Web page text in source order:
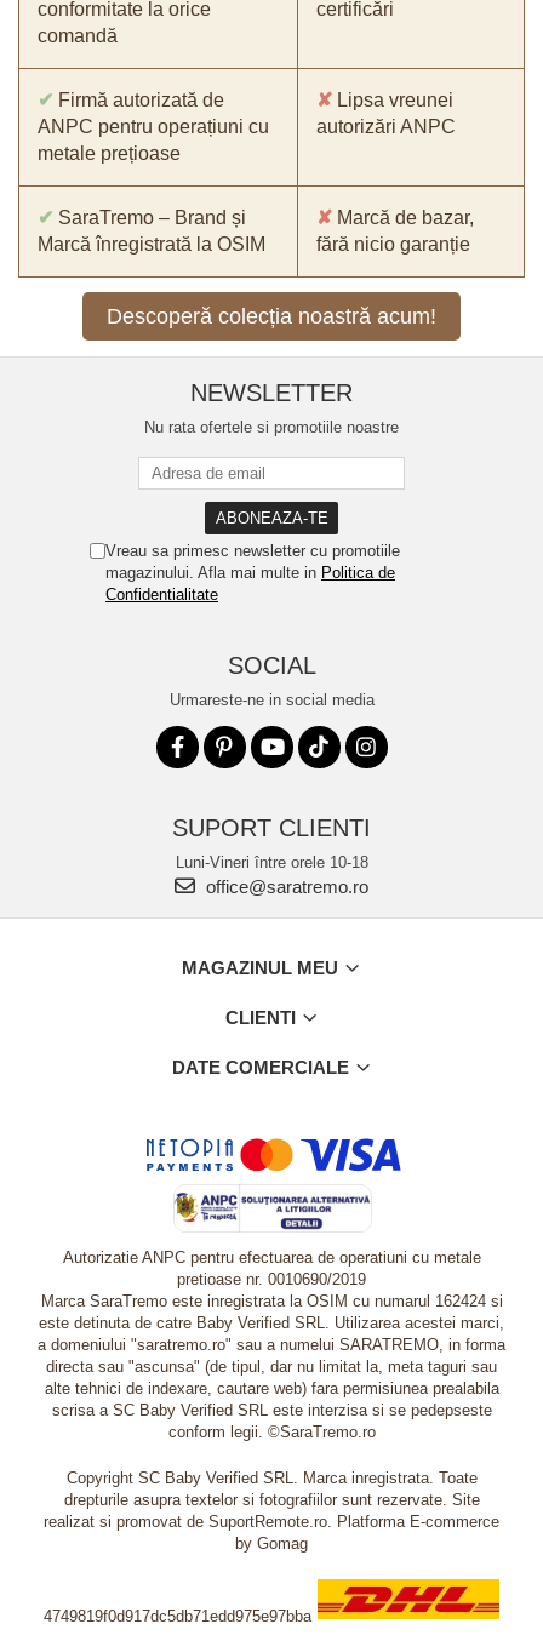
conformitate la orice
comandă
certificări
✔ Firmă autorizată de
ANPC pentru operațiuni cu
metale prețioase
✘ Lipsa vreunei
autorizări ANPC
✔ SaraTremo – Brand și
Marcă înregistrată la OSIM
✘ Marcă de bazar,
fără nicio garanție
Descoperă colecția noastră acum!
NEWSLETTER
Nu rata ofertele si promotiile noastre
Vreau sa primesc newsletter cu promotiile
magazinului. Afla mai multe in Politica de
Confidentialitate
SOCIAL
Urmareste-ne in social media
SUPORT CLIENTI
Luni-Vineri între orele 10-18
office@saratremo.ro
MAGAZINUL MEU
CLIENTI
DATE COMERCIALE
Autorizatie ANPC pentru efectuarea de operatiuni cu metale
pretioase nr. 0010690/2019
Marca SaraTremo este inregistrata la OSIM cu numarul 162424 si
este detinuta de catre Baby Verified SRL. Utilizarea acestei marci,
a domeniului "saratremo.ro" sau a numelui SARATREMO, in forma
directa sau "ascunsa" (de tipul, dar nu limitat la, meta taguri sau
alte tehnici de indexare, cautare web) fara permisiunea prealabila
scrisa a SC Baby Verified SRL este interzisa si se pedepseste
conform legii. ©SaraTremo.ro
Copyright SC Baby Verified SRL. Marca inregistrata. Toate
drepturile asupra textelor si fotografiilor sunt rezervate. Site
realizat si promovat de SuportRemote.ro. Platforma E-commerce
by Gomag
4749819f0d917dc5db71edd975e97bba